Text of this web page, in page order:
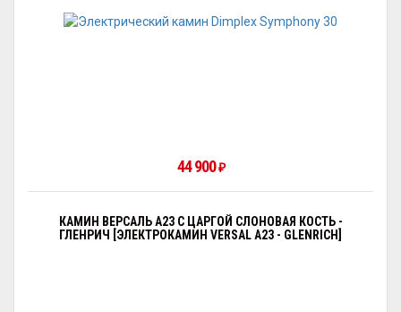
44 900 ₽
КАМИН ВЕРСАЛЬ A23 С ЦАРГОЙ СЛОНОВАЯ КОСТЬ -
ГЛЕНРИЧ [ЭЛЕКТРОКАМИН VERSAL А23 - GLENRICH]